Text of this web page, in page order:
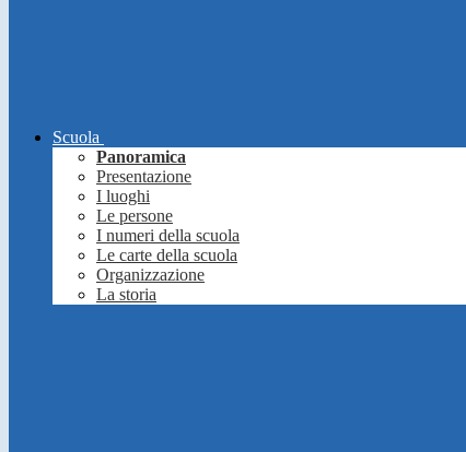
Scuola
Panoramica
Presentazione
I luoghi
Le persone
I numeri della scuola
Le carte della scuola
Organizzazione
La storia